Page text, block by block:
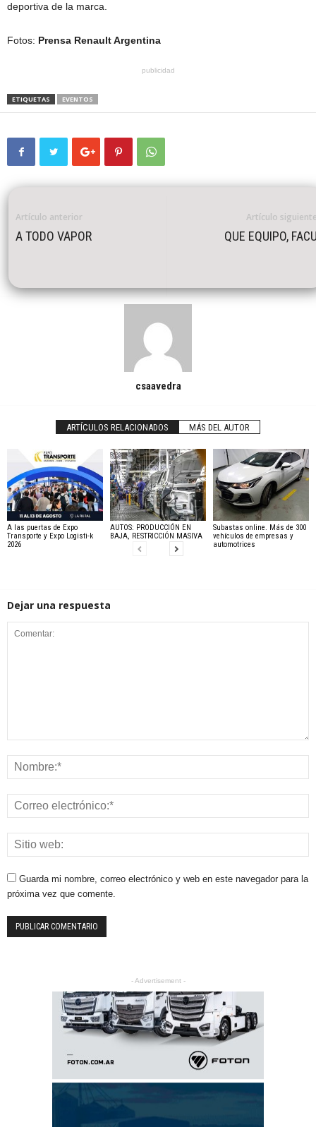
deportiva de la marca.
Fotos: Prensa Renault Argentina
publicidad
ETIQUETAS EVENTOS
Artículo anterior
A TODO VAPOR
Artículo
QUE EQUIPO,
csaavedra
ARTÍCULOS RELACIONADOS MÁS DEL AUTOR
A las puertas de Expo
Transporte y Expo Logisti-k
2026
AUTOS: PRODUCCIÓN EN
BAJA, RESTRICCIÓN MASIVA
Subastas online. Más de 300
vehículos de empresas y
automotrices
Dejar una respuesta
Guarda mi nombre, correo electrónico y web en este navegador para la
próxima vez que comente.
- Advertisement -